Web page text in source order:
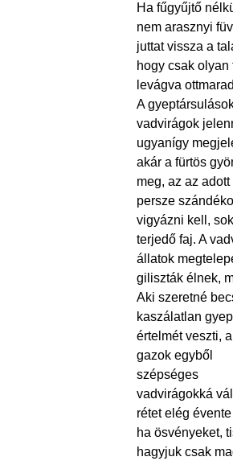
Ha fűgyűjtő
nem arasznyi
juttat vissza a
hogy csak
levágva
A
vadvirágok
ugyanígy
akár a fürtös
meg, az az
persze
vigyázni kell,
terjedő faj. A
állatok
giliszták élnek,
Aki szeretné
kaszálatlan
értelmét veszti, a
gazok egyből
szépséges
vadvirágokká
rétet elég
ha ösvényeket,
hagyjuk csak